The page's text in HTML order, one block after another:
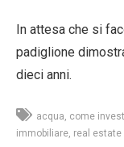
In attesa che si
padiglione
dieci anni.
acqua come
immobiliare real estate